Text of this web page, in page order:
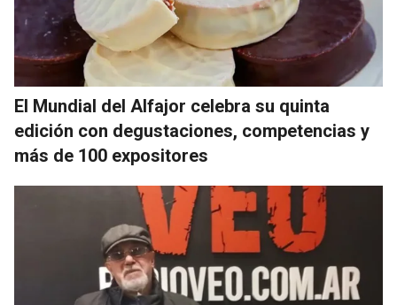
El Mundial del Alfajor celebra su quinta
edición con degustaciones, competencias y
más de 100 expositores